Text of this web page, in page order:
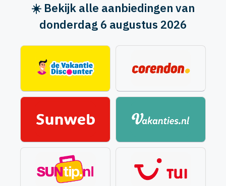
☀️ Bekijk alle aanbiedingen van
donderdag 6 augustus 2026